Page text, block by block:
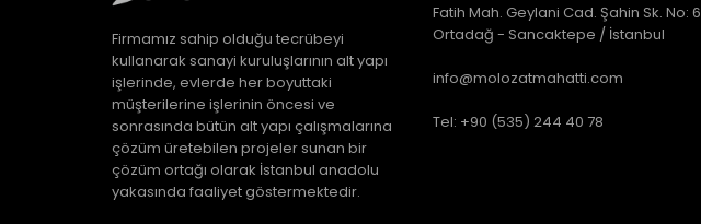
Firmamız sahip olduğu tecrübeyi
kullanarak sanayi kuruluşlarının alt yapı
işlerinde, evlerde her boyuttaki
müşterilerine işlerinin öncesi ve
sonrasında bütün alt yapı çalışmalarına
çözüm üretebilen projeler sunan bir
çözüm ortağı olarak İstanbul anadolu
yakasında faaliyet göstermektedir.
Fatih Mah. Geylani Cad. Şahin Sk. No: 6
Ortadağ - Sancaktepe / İstanbul
info@molozatmahatti.com
Tel: +90 (535) 244 40 78